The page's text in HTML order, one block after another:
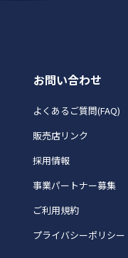
お問い合わせ
よくあるご質問(FAQ)
販売店リンク
採用情報
事業パートナー募集
ご利用規約
プライバシーポリシー